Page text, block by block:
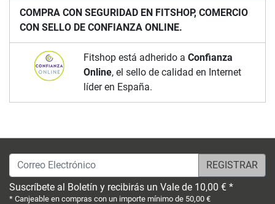
COMPRA CON SEGURIDAD EN FITSHOP, COMERCIO
CON SELLO DE CONFIANZA ONLINE.
Fitshop está adherido a Confianza
Online, el sello de calidad en Internet
líder en España.
Correo Electrónico
Suscríbete al Boletín y recibirás un Vale de 10,00 € *
* Canjeable en compras con un importe mínimo de 50,00 €